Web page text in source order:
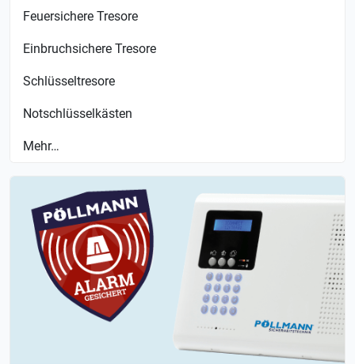
Feuersichere Tresore
Einbruchsichere Tresore
Schlüsseltresore
Notschlüsselkästen
Mehr…